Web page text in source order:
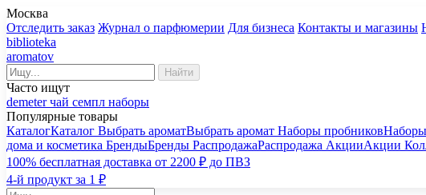
Москва
Отследить заказ Журнал о парфюмерии Для бизнеса Контакты и магазины
biblioteka
aromatov
Найти
Часто ищут
demeterчай семпл наборы
Популярные товары
КаталогКаталог Выбрать ароматВыбрать аромат Наборы пробников
дома и косметика БрендыБренды РаспродажаРаспродажа АкцииАкции
100% бесплатная доставка от 2200 ₽ до ПВЗ
4-й продукт за 1 ₽